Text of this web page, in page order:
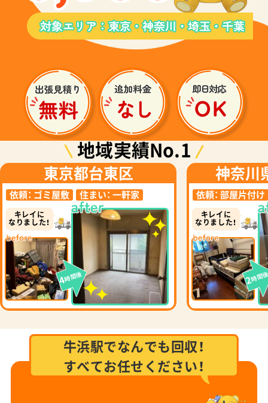
地域実績No.1
東京都台東区
依頼： ゴミ屋敷 住まい： 一軒家
キレイに
なりました！
4時間後
神奈川
依頼： 部屋片付け
キレイに
なりました！
2時間
牛浜駅でなんでも回収！
すべてお任せください！